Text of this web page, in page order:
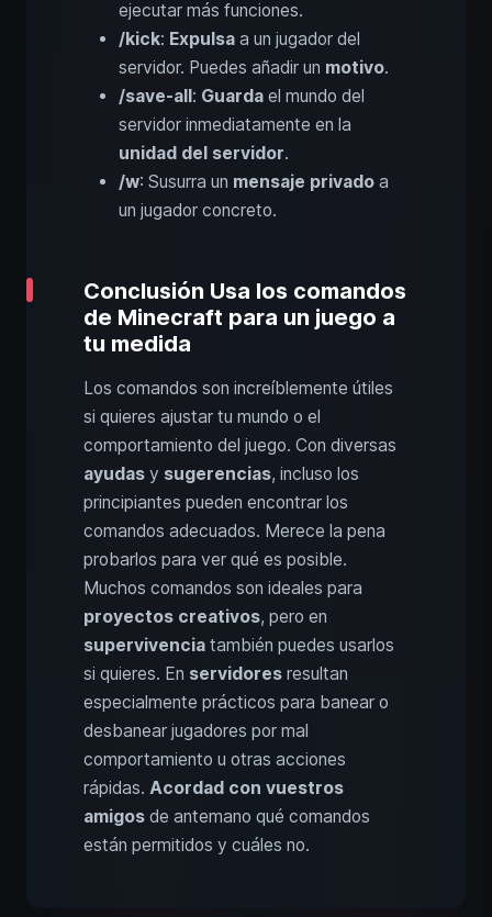
ejecutar más funciones.
/kick: Expulsa a un jugador del
servidor. Puedes añadir un motivo.
/save-all: Guarda el mundo del
servidor inmediatamente en la
unidad del servidor.
/w: Susurra un mensaje privado a
un jugador concreto.
Conclusión Usa los comandos
de Minecraft para un juego a
tu medida
Los comandos son increíblemente útiles
si quieres ajustar tu mundo o el
comportamiento del juego. Con diversas
ayudas y sugerencias, incluso los
principiantes pueden encontrar los
comandos adecuados. Merece la pena
probarlos para ver qué es posible.
Muchos comandos son ideales para
proyectos creativos, pero en
supervivencia también puedes usarlos
si quieres. En servidores resultan
especialmente prácticos para banear o
desbanear jugadores por mal
comportamiento u otras acciones
rápidas. Acordad con vuestros
amigos de antemano qué comandos
están permitidos y cuáles no.